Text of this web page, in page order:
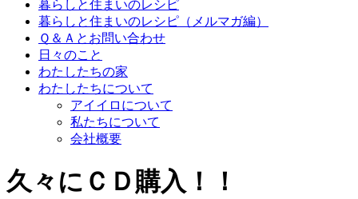
暮らしと住まいのレシピ
暮らしと住まいのレシピ（メルマガ編）
Ｑ＆Ａとお問い合わせ
日々のこと
わたしたちの家
わたしたちについて
アイイロについて
私たちについて
会社概要
久々にＣＤ購入！！